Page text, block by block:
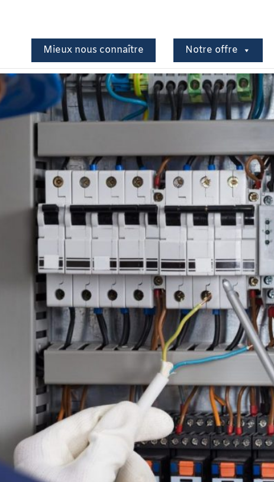
Mieux nous connaître Notre offre